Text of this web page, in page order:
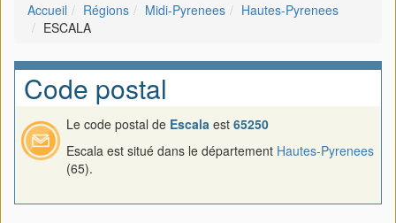
Accueil Régions Midi-Pyrenees
Hautes-Pyrenees
ESCALA
Code postal
Le code postal de Escala est 65250
Escala est situé dans le département Hautes-Pyrenees
(65).